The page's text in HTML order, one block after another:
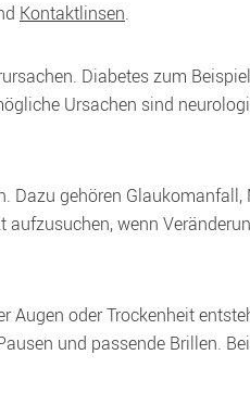
Kontaktlinsen.
Diabetes zum
Ursachen sind
Dazu gehören
wenn
oder Trockenheit